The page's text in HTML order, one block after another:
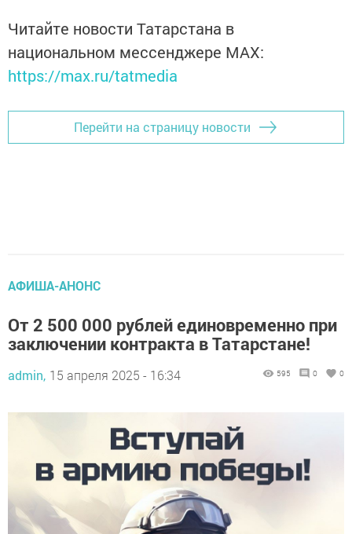
Читайте новости Татарстана в
национальном мессенджере MАХ:
https://max.ru/tatmedia
Перейти на страницу новости
АФИША-АНОНС
От 2 500 000 рублей единовременно при
заключении контракта в Татарстане!
admin, 15 апреля 2025 - 16:34 595 0 0